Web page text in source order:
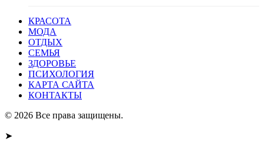
КРАСОТА
МОДА
ОТДЫХ
СЕМЬЯ
ЗДОРОВЬЕ
ПСИХОЛОГИЯ
КАРТА САЙТА
КОНТАКТЫ
© 2026 Все права защищены.
➤